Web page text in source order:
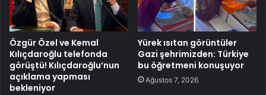
Özgür Özel ve Kemal
Kılıçdaroğlu telefonda
görüştü! Kılıçdaroğlu’nun
açıklama yapması
bekleniyor
Yürek ısıtan görüntüler
Gazi şehrimizden: Türkiye
bu öğretmeni konuşuyor
Ağustos 7, 2026